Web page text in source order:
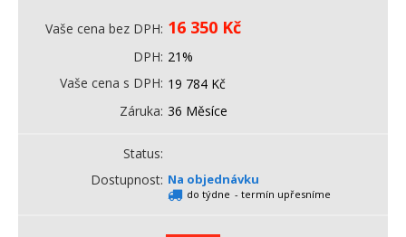
Vaše cena bez DPH 16 350 Kč
DPH 21%
Vaše cena s DPH 19 784 Kč
Záruka 36 Měsíce
Status
Dostupnost Na objednávku
do týdne - termín upřesníme